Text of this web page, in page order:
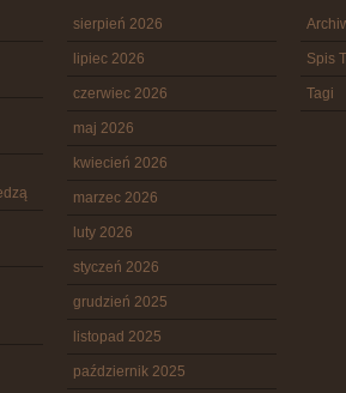
sierpień 2026
lipiec 2026
czerwiec 2026
maj 2026
kwiecień 2026
marzec 2026
luty 2026
styczeń 2026
grudzień 2025
listopad 2025
październik 2025
Spis
Tagi